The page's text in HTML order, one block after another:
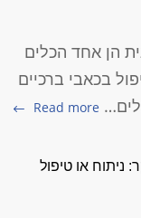
הן אחד הכלים
בכאבי ברכיים
Read more
ניתוח או טיפול